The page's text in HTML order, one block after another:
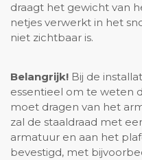
draagt het gewicht van
netjes verwerkt in het
niet zichtbaar is.
Belangrijk! Bij de
essentieel om te weten
moet dragen van het
zal de staaldraad met
armatuur en aan het
bevestigd, met